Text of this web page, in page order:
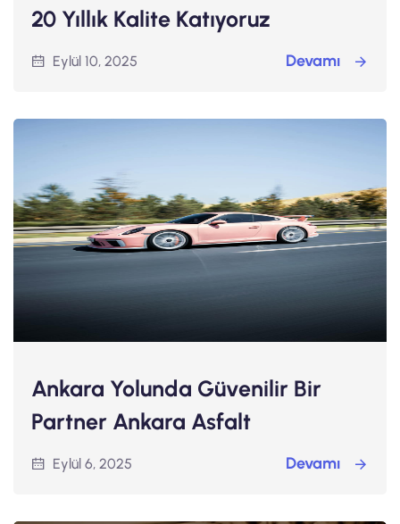
20 Yıllık Kalite Katıyoruz
Eylül 10, 2025 Devamı
Ankara Yolunda Güvenilir Bir
Partner Ankara Asfalt
Eylül 6, 2025 Devamı